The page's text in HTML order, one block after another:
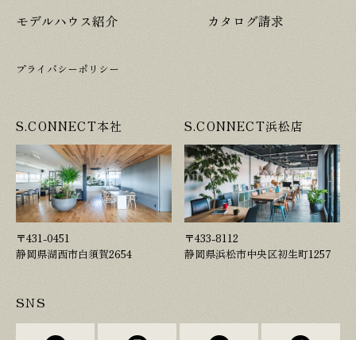
モデルハウス紹介
カタログ請求
プライバシーポリシー
S.CONNECT本社
〒431-0451
静岡県湖西市白須賀2654
S.CONNECT浜松店
〒433-8112
静岡県浜松市中央区初生町1257
SNS